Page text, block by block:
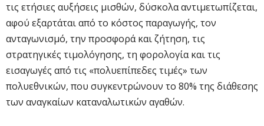
τις ετήσιες αυξήσεις μισθών, δύσκολα αντιμετωπίζεται,
αφού εξαρτάται από το κόστος παραγωγής, τον
ανταγωνισμό, την προσφορά και ζήτηση, τις
στρατηγικές τιμολόγησης, τη φορολογία και τις
εισαγωγές από τις «πολυεπίπεδες τιμές» των
πολυεθνικών, που συγκεντρώνουν το 80% της διάθεσης
των αναγκαίων καταναλωτικών αγαθών.